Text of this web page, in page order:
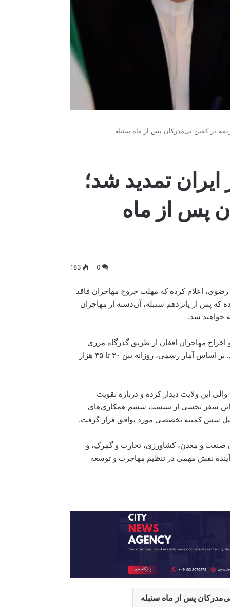
در کمین بی‌مدرکان پس از ماه سنبله
تمدید شد؛
پس از ماه
0
183
اعلام کرده که مهلت خروج مهاجران فاقد
که پس از پانزدهم سنبله، آن‌دسته از مهاجران
خواهند شد.
اخراج مهاجران افغان از طریق گذرگاه مرزی
دوغارون در خراسان رضوی و اسلام‌قلعه در ولایت هرات ادامه دارد. بر اساس آمار رسمی، روزانه بین ۳۰ تا ۳۵ هزار
این ولایت دیدار کرده و درباره تقویت
این سفر بخشی از نشست ششم همکاری‌های
شش کمیته تخصصی مورد توافق قرار گرفت.
صنعت و معدن، کشاورزی، تجارت و گمرک، و
نقش مهمی در تنظیم مهاجرت و توسعه
پس از ماه سنبله